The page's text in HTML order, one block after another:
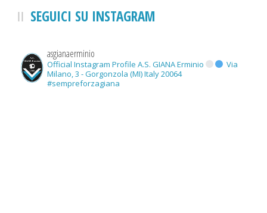
SEGUICI SU INSTAGRAM
asgianaerminio
Official Instagram Profile A.S. GIANA Erminio
Via
Milano, 3 - Gorgonzola (MI) Italy 20064
#sempreforzagiana